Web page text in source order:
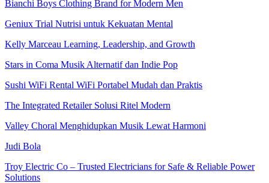
Bianchi Boys Clothing Brand for Modern Men
Geniux Trial Nutrisi untuk Kekuatan Mental
Kelly Marceau Learning, Leadership, and Growth
Stars in Coma Musik Alternatif dan Indie Pop
Sushi WiFi Rental WiFi Portabel Mudah dan Praktis
The Integrated Retailer Solusi Ritel Modern
Valley Choral Menghidupkan Musik Lewat Harmoni
Judi Bola
Troy Electric Co – Trusted Electricians for Safe & Reliable Power
Solutions